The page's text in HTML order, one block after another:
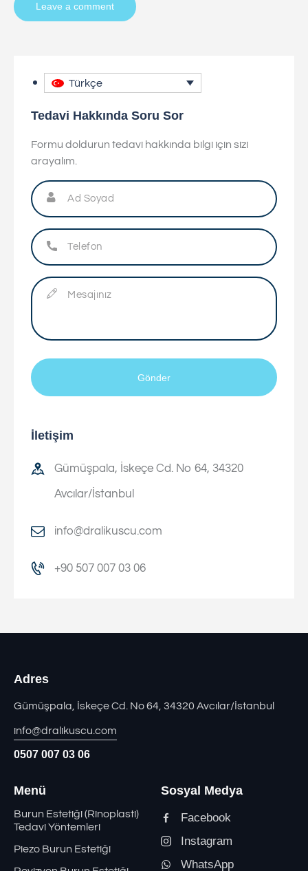
Türkçe
Tedavi Hakkında Soru Sor
Formu doldurun tedavi hakkında bilgi için sizi
arayalım.
İletişim
Gümüşpala, İskeçe Cd. No 64, 34320
Avcılar/İstanbul
info@dralikuscu.com
+90 507 007 03 06
Adres
Gümüşpala, İskeçe Cd. No 64, 34320 Avcılar/İstanbul
info@dralikuscu.com
0507 007 03 06
Menü
Burun Estetiği (Rinoplasti)
Tedavi Yöntemleri
Piezo Burun Estetiği
Sosyal Medya
Facebook
Instagram
WhatsApp